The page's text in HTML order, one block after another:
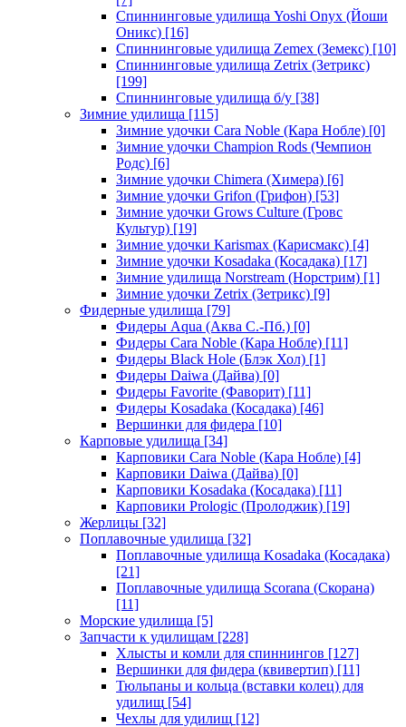
Спиннинговые удилища Yoshi Onyx (Йоши
Оникс) [16]
Спиннинговые удилища Zemex (Земекс) [10]
Спиннинговые удилища Zetrix (Зетрикс)
[199]
Спиннинговые удилища б/у [38]
Зимние удилища [115]
Зимние удочки Cara Noble (Кара Нобле) [0]
Зимние удочки Champion Rods (Чемпион
Родс) [6]
Зимние удочки Chimera (Химера) [6]
Зимние удочки Grifon (Грифон) [53]
Зимние удочки Grows Culture (Гровс
Культур) [19]
Зимние удочки Karismax (Карисмакс) [4]
Зимние удочки Kosadaka (Косадака) [17]
Зимние удилища Norstream (Норстрим) [1]
Зимние удочки Zetrix (Зетрикс) [9]
Фидерные удилища [79]
Фидеры Aqua (Аква С.-Пб.) [0]
Фидеры Cara Noble (Кара Нобле) [11]
Фидеры Black Hole (Блэк Хол) [1]
Фидеры Daiwa (Дайва) [0]
Фидеры Favorite (Фаворит) [11]
Фидеры Kosadaka (Косадака) [46]
Вершинки для фидера [10]
Карповые удилища [34]
Карповики Cara Noble (Кара Нобле) [4]
Карповики Daiwa (Дайва) [0]
Карповики Kosadaka (Косадака) [11]
Карповики Prologic (Пролоджик) [19]
Жерлицы [32]
Поплавочные удилища [32]
Поплавочные удилища Kosadaka (Косадака)
[21]
Поплавочные удилища Scorana (Скорана)
[11]
Морские удилища [5]
Запчасти к удилищам [228]
Хлысты и комли для спиннингов [127]
Вершинки для фидера (квивертип) [11]
Тюльпаны и кольца (вставки колец) для
удилищ [54]
Чехлы для удилищ [12]